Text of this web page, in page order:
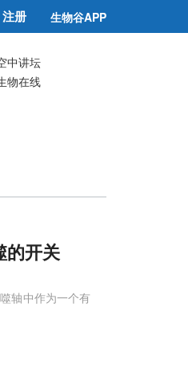
注册 生物谷APP
中讲坛
物在线
的开关
轴中作为一个有